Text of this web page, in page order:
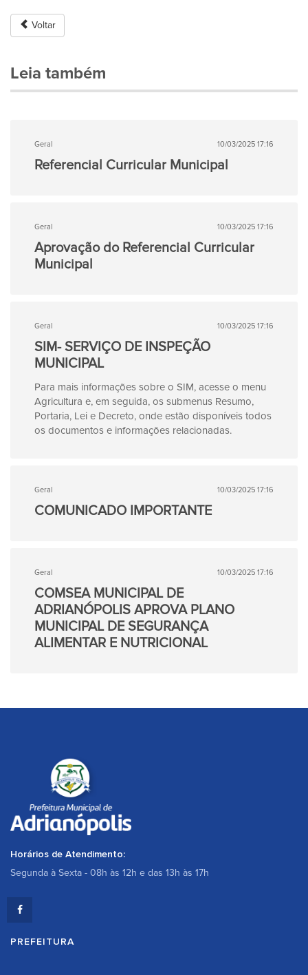
Voltar
Leia também
Geral 10/03/2025 17:16
Referencial Curricular Municipal
Geral 10/03/2025 17:16
Aprovação do Referencial Curricular
Municipal
Geral 10/03/2025 17:16
SIM- SERVIÇO DE INSPEÇÃO
MUNICIPAL
Para mais informações sobre o SIM, acesse o menu
Agricultura e, em seguida, os submenus Resumo,
Portaria, Lei e Decreto, onde estão disponíveis todos
os documentos e informações relacionadas.
Geral 10/03/2025 17:16
COMUNICADO IMPORTANTE
Geral 10/03/2025 17:16
COMSEA MUNICIPAL DE
ADRIANÓPOLIS APROVA PLANO
MUNICIPAL DE SEGURANÇA
ALIMENTAR E NUTRICIONAL
Horários de Atendimento:
Segunda à Sexta - 08h às 12h e das 13h às 17h
PREFEITURA